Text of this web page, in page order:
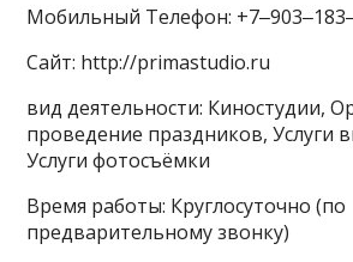
Мобильный Телефон:
Сайт: http://primastudio.ru
вид деятельности: Киностудии,
проведение праздников, Услуги
Услуги фотосъёмки
Время работы: Круглосуточно (по
предварительному звонку)